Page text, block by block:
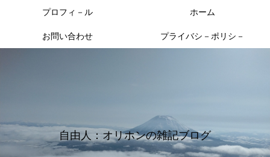
自由人：オリホンの雑記ブログ
プロフィ－ル ホーム
お問い合わせ プライバシ－ポリシ－